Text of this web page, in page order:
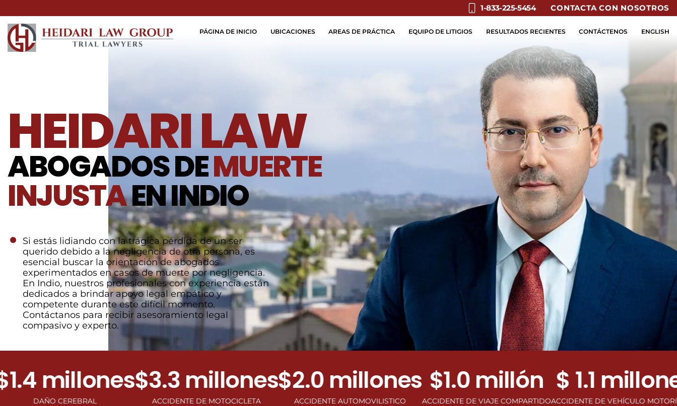
1-833-225-5454 CONTACTA CON NOSOTROS
ENGLISH
PÁGINA DE INICIO UBICACIONES AREAS DE PRÁCTICA EQUIPO DE LITIGIOS RESULTADOS RECIENTES CONTÁCTENOS
HEIDARI LAW
ABOGADOS DEMUERTE
INJUSTAEN INDIO
Si estás lidiando con la trágica pérdida de un ser
querido debido a la negligencia de otra persona, es
esencial buscar la orientación de abogados
experimentados en casos de muerte por negligencia.
En Indio, nuestros profesionales con experiencia están
dedicados a brindar apoyo legal empático y
competente durante este difícil momento.
Contáctanos para recibir asesoramiento legal
compasivo y experto.
millones
DAÑO CEREBRAL
$3.3 millones
ACCIDENTE DE MOTOCICLETA
$2.0 millones
ACCIDENTE AUTOMOVILISTICO
$1.0 millón
ACCIDENTE DE VIAJE COMPARTIDO
$ 1.1 millones
ACCIDENTE DE VEHÍCULO MOTORIZADO